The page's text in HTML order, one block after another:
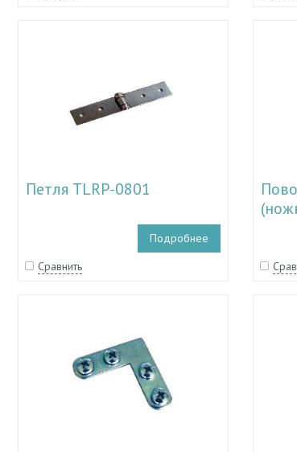
Петля TLRP-0801
Подробнее
Сравнить